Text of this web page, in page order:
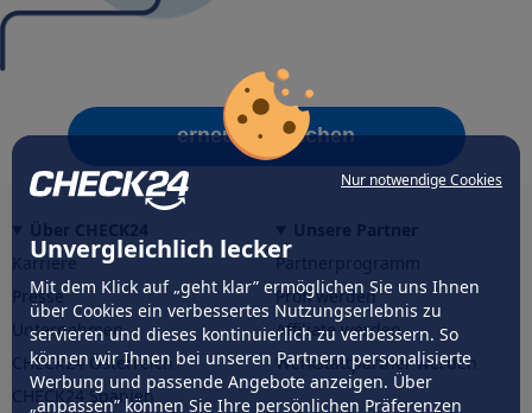
Nur notwendige Cookies
Unvergleichlich lecker
Mit dem Klick auf „geht klar” ermöglichen Sie uns Ihnen
über Cookies ein verbessertes Nutzungserlebnis zu
servieren und dieses kontinuierlich zu verbessern. So
können wir Ihnen bei unseren Partnern personalisierte
Werbung und passende Angebote anzeigen. Über
„anpassen” können Sie Ihre persönlichen Präferenzen
erneut versuchen
Karriere
Presse
Unternehmen
CHECK24 Österreich
CHECK24 Spanien
Partnerprogramm
Profi werden
Affiliate werden
Werkstattpartner werden